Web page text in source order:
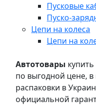
Пусковые
Пуско-
Цепи на колеса
Цепи на
Автотовары
по выгодной цене,
распаковки в
официальной